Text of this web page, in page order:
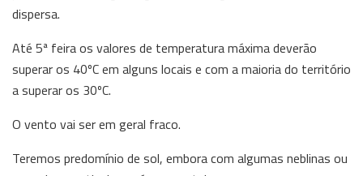
dispersa.
Até 5ª feira os valores de temperatura máxima deverão
superar os 40ºC em alguns locais e com a maioria do território
a superar os 30ºC.
O vento vai ser em geral fraco.
Teremos predomínio de sol, embora com algumas neblinas ou